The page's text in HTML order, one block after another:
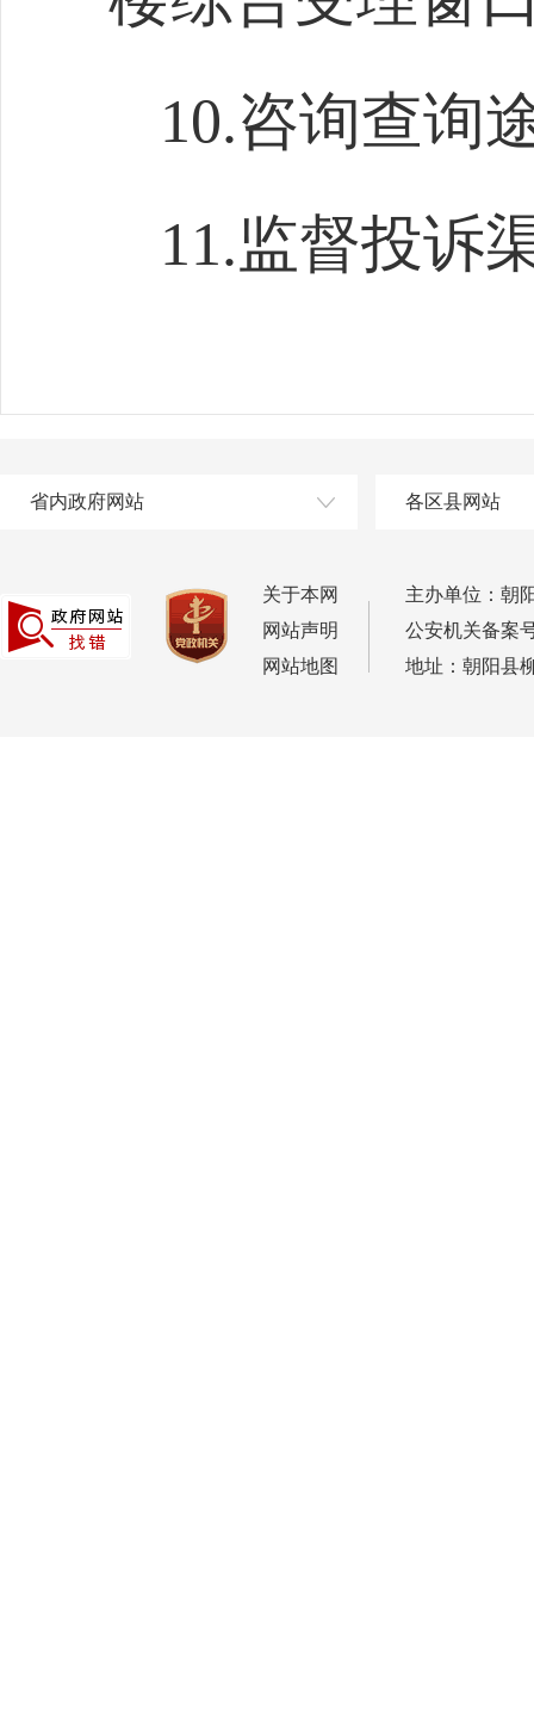
10.咨询查询
11.监督投诉
省内政府网站 各区县网站
关于本网
网站声明
网站地图
主办单位：朝
公安机关备案
地址：朝阳县